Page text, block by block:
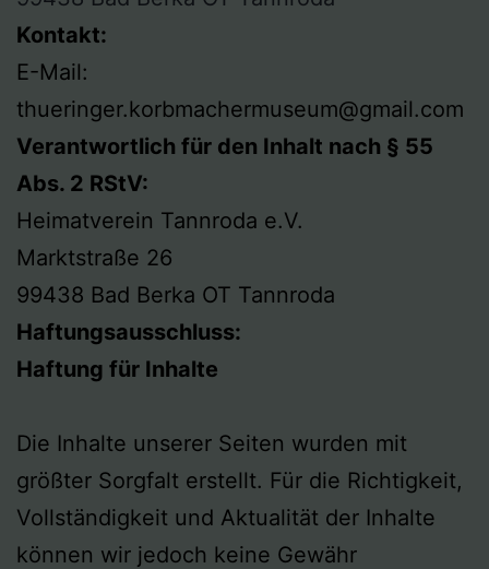
Kontakt:
E-Mail:
thueringer.korbmachermuseum@gmail.com
Verantwortlich für den Inhalt nach § 55
Abs. 2 RStV:
Heimatverein Tannroda e.V.
Marktstraße 26
99438 Bad Berka OT Tannroda
Haftungsausschluss:
Haftung für Inhalte
Die Inhalte unserer Seiten wurden mit
größter Sorgfalt erstellt. Für die Richtigkeit,
Vollständigkeit und Aktualität der Inhalte
können wir jedoch keine Gewähr